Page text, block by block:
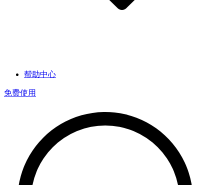
帮助中心
免费使用